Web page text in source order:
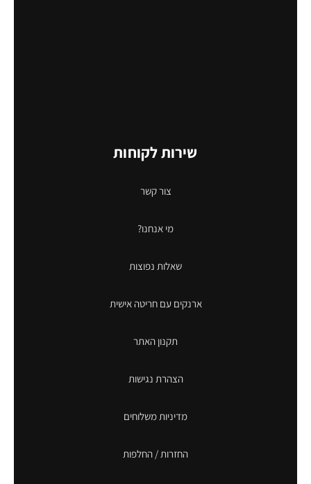
שירות לקוחות
צור קשר
מי אנחנו?
שאלות נפוצות
ארנקים עם חריטה אישית
תקנון האתר
הצהרת נגישות
מדיניות משלוחים
החזרות / החלפות